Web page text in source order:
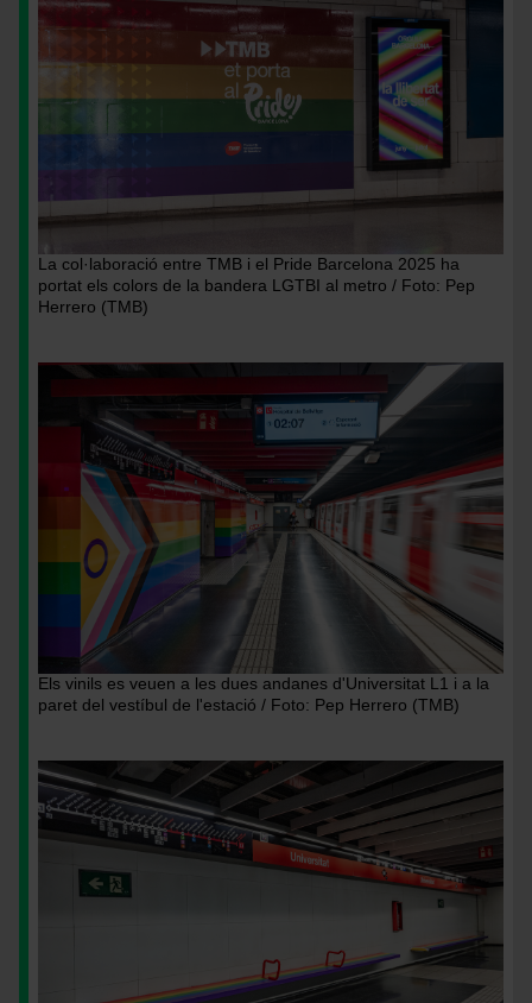
La col·laboració entre TMB i el Pride Barcelona 2025 ha
portat els colors de la bandera LGTBI al metro / Foto: Pep
Herrero (TMB)
Els vinils es veuen a les dues andanes d'Universitat L1 i a la
paret del vestíbul de l'estació / Foto: Pep Herrero (TMB)
Imatge